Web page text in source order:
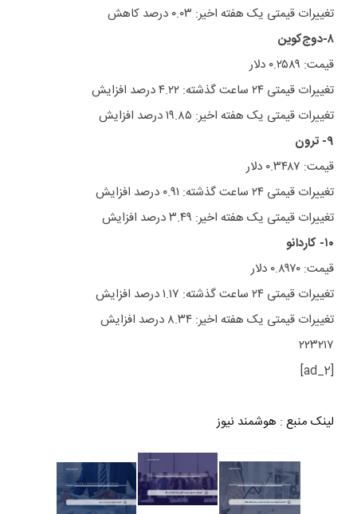
تغییرات قیمتی یک هفته اخیر: ۰.۰۳ درصد کاهش
۸-دوج‌کوین
قیمت: ۰.۲۵۸۹ دلار
تغییرات قیمتی ۲۴ ساعت گذشته: ۴.۲۲ درصد افزایش
تغییرات قیمتی یک هفته اخیر: ۱۹.۸۵ درصد افزایش
۹- ترون
قیمت: ۰.۳۴۸۷ دلار
تغییرات قیمتی ۲۴ ساعت گذشته: ۰.۹۱ درصد افزایش
تغییرات قیمتی یک هفته اخیر: ۳.۴۹ درصد افزایش
۱۰- کاردانو
قیمت: ۰.۸۹۷۰ دلار
تغییرات قیمتی ۲۴ ساعت گذشته: ۱.۱۷ درصد افزایش
تغییرات قیمتی یک هفته اخیر: ۸.۳۴ درصد افزایش
۲۲۳۲۱۷
[ad_2]
لینک منبع : هوشمند نیوز